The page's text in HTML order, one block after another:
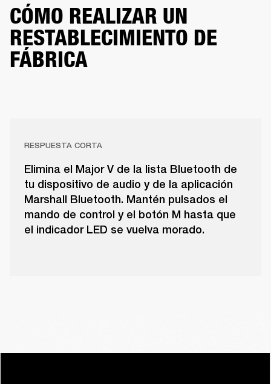
CÓMO REALIZAR UN
RESTABLECIMIENTO DE
FÁBRICA
RESPUESTA CORTA
Elimina el Major V de la lista Bluetooth de
tu dispositivo de audio y de la aplicación
Marshall Bluetooth. Mantén pulsados el
mando de control y el botón M hasta que
el indicador LED se vuelva morado.